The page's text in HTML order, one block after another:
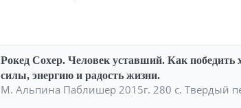
Рокед Сохер. Человек уставший. Как победить
силы, энергию и радость жизни.
М. Альпина Паблишер 2015г. 280 с. Твердый